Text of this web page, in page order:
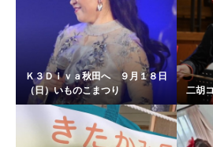
Ｋ３Ｄｉｖａ秋田へ ９月１８日
（日）いものこまつり
二胡